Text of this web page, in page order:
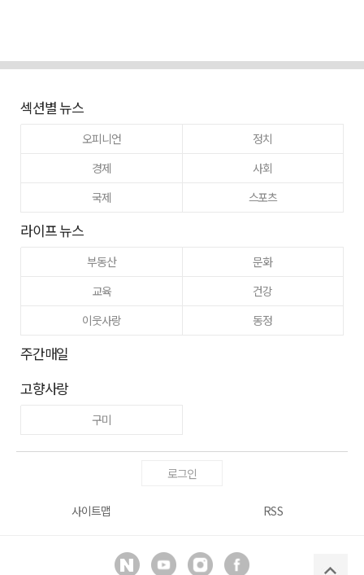
섹션별 뉴스
오피니언
정치
경제
사회
국제
스포츠
라이프 뉴스
부동산
문화
교육
건강
이웃사랑
동정
주간매일
고향사랑
구미
로그인
사이트맵 RSS